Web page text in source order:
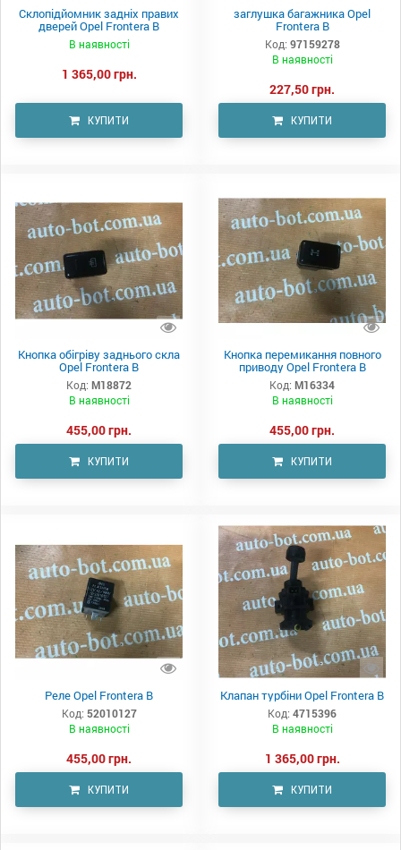
Склопідйомник задніх правих
дверей Opel Frontera B
В наявності
1 365,00 грн.
КУПИТИ
заглушка багажника Opel
Frontera B
Код: 97159278
В наявності
227,50 грн.
КУПИТИ
Кнопка обігріву заднього скла
Opel Frontera B
Код: M18872
В наявності
455,00 грн.
КУПИТИ
Кнопка перемикання повного
приводу Opel Frontera B
Код: M16334
В наявності
455,00 грн.
КУПИТИ
Реле Opel Frontera B
Код: 52010127
В наявності
455,00 грн.
КУПИТИ
Клапан турбіни Opel Frontera B
Код: 4715396
В наявності
1 365,00 грн.
КУПИТИ